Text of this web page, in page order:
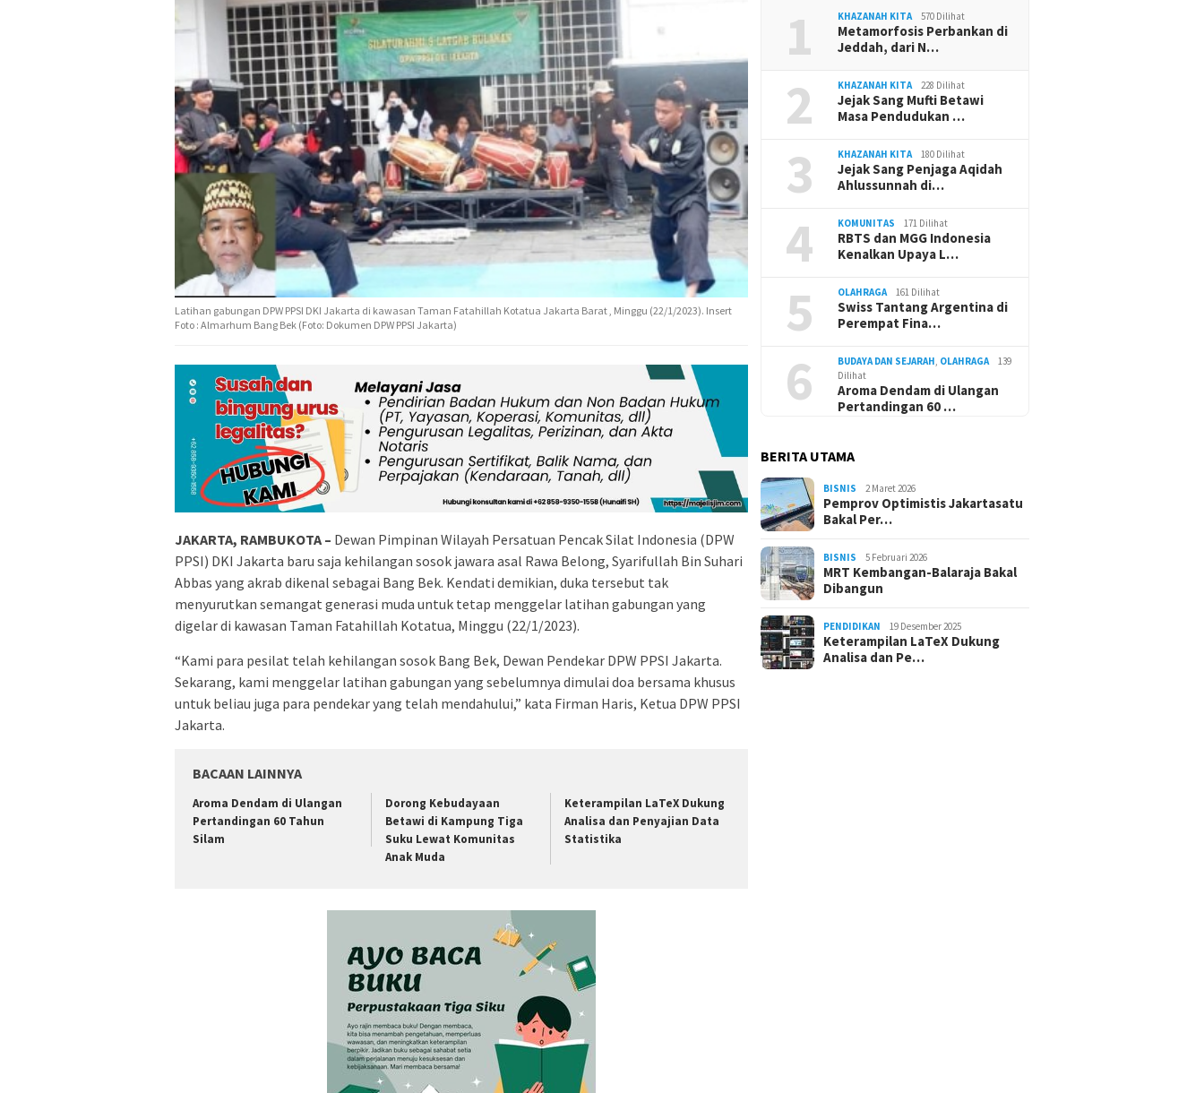
Latihan gabungan DPW PPSI DKI Jakarta di kawasan Taman Fatahillah Kotatua Jakarta Barat , Minggu (22/1/2023). Insert
Foto : Almarhum Bang Bek (Foto: Dokumen DPW PPSI Jakarta)
JAKARTA, RAMBUKOTA – Dewan Pimpinan Wilayah Persatuan Pencak Silat Indonesia (DPW
PPSI) DKI Jakarta baru saja kehilangan sosok jawara asal Rawa Belong, Syarifullah Bin Suhari
Abbas yang akrab dikenal sebagai Bang Bek. Kendati demikian, duka tersebut tak
menyurutkan semangat generasi muda untuk tetap menggelar latihan gabungan yang
digelar di kawasan Taman Fatahillah Kotatua, Minggu (22/1/2023).
“Kami para pesilat telah kehilangan sosok Bang Bek, Dewan Pendekar DPW PPSI Jakarta.
Sekarang, kami menggelar latihan gabungan yang sebelumnya dimulai doa bersama khusus
untuk beliau juga para pendekar yang telah mendahului,” kata Firman Haris, Ketua DPW PPSI
Jakarta.
BACAAN LAINNYA
Aroma Dendam di Ulangan
Pertandingan 60 Tahun
Silam
Dorong Kebudayaan
Betawi di Kampung Tiga
Suku Lewat Komunitas
Anak Muda
Keterampilan LaTeX Dukung
Analisa dan Penyajian Data
Statistika
1 KHAZANAH KITA 570 Dilihat
Metamorfosis Perbankan di
Jeddah, dari N…
2 KHAZANAH KITA 228 Dilihat
Jejak Sang Mufti Betawi
Masa Pendudukan …
3 KHAZANAH KITA 180 Dilihat
Jejak Sang Penjaga Aqidah
Ahlussunnah di…
4 KOMUNITAS 171 Dilihat
RBTS dan MGG Indonesia
Kenalkan Upaya L…
5 OLAHRAGA 161 Dilihat
Swiss Tantang Argentina di
Perempat Fina…
6 BUDAYA DAN SEJARAH OLAHRAGA
139
Dilihat
Aroma Dendam di Ulangan
Pertandingan 60 …
BERITA UTAMA
BISNIS 2 Maret 2026
Pemprov Optimistis Jakartasatu
Bakal Per…
BISNIS 5 Februari 2026
MRT Kembangan-Balaraja Bakal
Dibangun
PENDIDIKAN 19 Desember 2025
Keterampilan LaTeX Dukung
Analisa dan Pe…